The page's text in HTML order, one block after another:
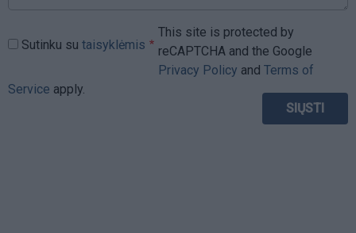
Sutinku su taisyklėmis
This site is protected by
reCAPTCHA and the Google
Privacy Policy and Terms of
Service apply.